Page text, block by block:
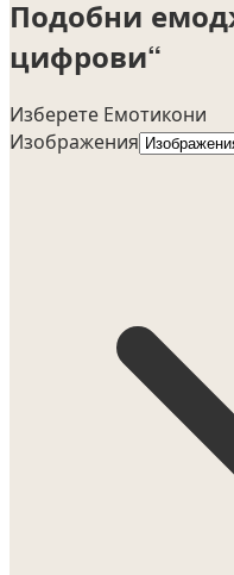
Подобни
цифрови“
Изберете Емотикони
Изображения